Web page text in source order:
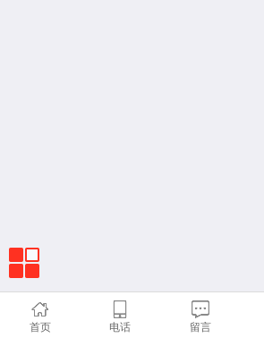
首页 电话 留言